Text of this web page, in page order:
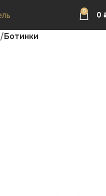
0 0
Ботинки